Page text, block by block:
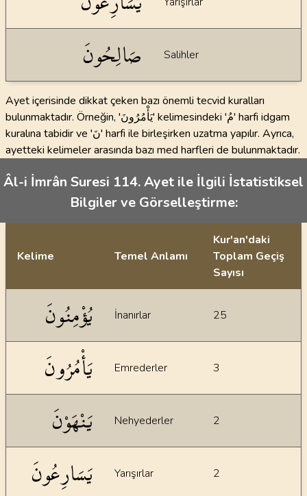
صَالِحُونَ Salihler
Ayet içerisinde dikkat çeken bazı önemli tecvid kuralları
bulunmaktadır. Örneğin, 'يَأْمُرُونَ' kelimesindeki 'مُ' harfi idgam
kuralına tabidir ve 'نَ' harfi ile birleşirken uzatma yapılır. Ayrıca,
ayetteki kelimeler arasında bazı med harfleri de bulunmaktadır.
Âl-i İmrân Suresi 114. Ayet ile İlgili İstatistiksel
Bilgiler ve Görselleştirme:
Kelime Temel Anlamı
Kur'an'daki
Toplam Geçiş
Sayısı
يُؤْمِنُونَ İnanırlar 25
يَأْمُرُونَ Emrederler 3
يَنْهَوْنَ Nehyederler 2
يَسَارِعُونَ Yarışırlar 2